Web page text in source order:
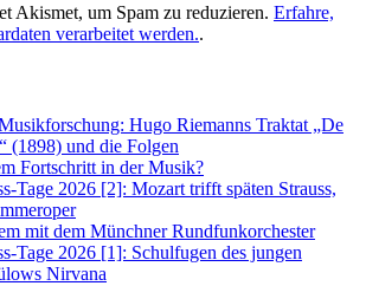
Akismet, um Spam zu reduzieren. Erfahre,
verarbeitet werden..
Hugo Riemanns Traktat „De
(1898) und die Folgen
Fortschritt in der Musik?
Tage 2026 [2]: Mozart trifft späten Strauss,
mit dem Münchner Rundfunkorchester
Tage 2026 [1]: Schulfugen des jungen
Nirvana